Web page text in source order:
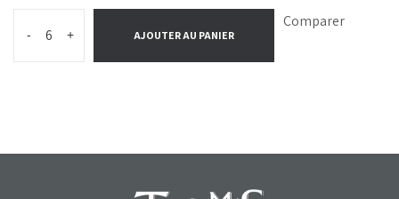
- + AJOUTER AU PANIER
Comparer